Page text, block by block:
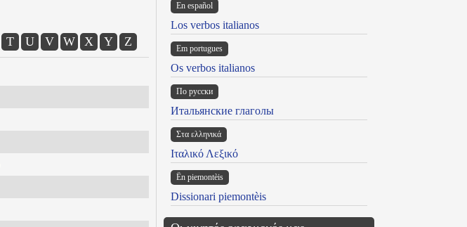
T U V W X Y Z
En español
Los verbos italianos
Em portugues
Os verbos italianos
По русски
Итальянские глаголы
Στα ελληνικά
Ιταλικό Λεξικό
Ën piemontèis
Dissionari piemontèis